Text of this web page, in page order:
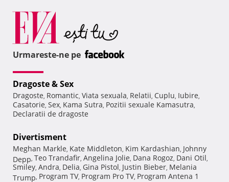
Urmareste-ne pe
Dragoste & Sex
Dragoste, Romantic, Viata sexuala, Relatii, Cuplu, Iubire,
Casatorie, Sex, Kama Sutra, Pozitii sexuale Kamasutra,
Declaratii de dragoste
Divertisment
Meghan Markle, Kate Middleton, Kim Kardashian, Johnny
Depp, Teo Trandafir, Angelina Jolie, Dana Rogoz, Dani Otil,
Smiley, Andra, Delia, Gina Pistol, Justin Bieber, Melania
Trump, Program TV, Program Pro TV, Program Antena 1